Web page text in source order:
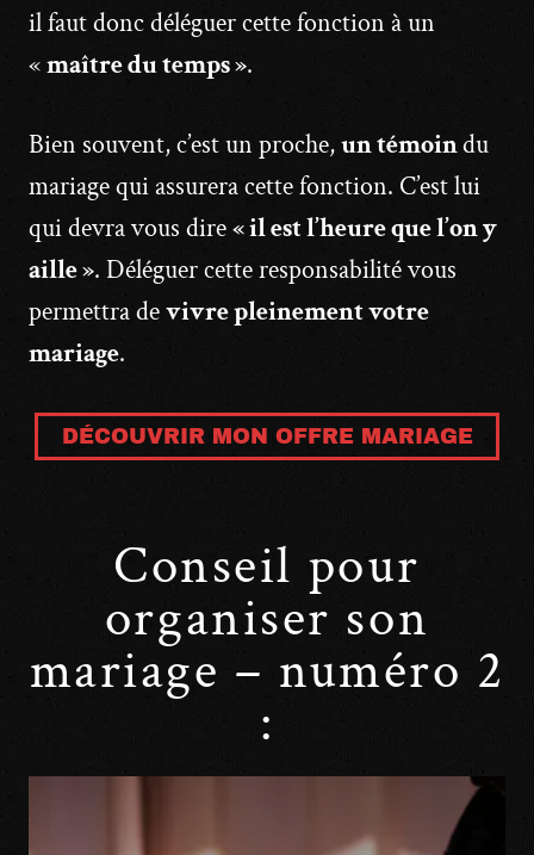
il faut donc déléguer cette fonction à un
«maître du temps ».
Bien souvent, c’est un proche,un témoindu
mariage qui assurera cette fonction. C’est lui
qui devra vous dire« il est l’heure que l’on y
aille ». Déléguer cette responsabilité vous
permettra devivre pleinement votre
mariage.
DÉCOUVRIR MON OFFRE MARIAGE
Conseil pour
organiser son
mariage – numéro 2
: